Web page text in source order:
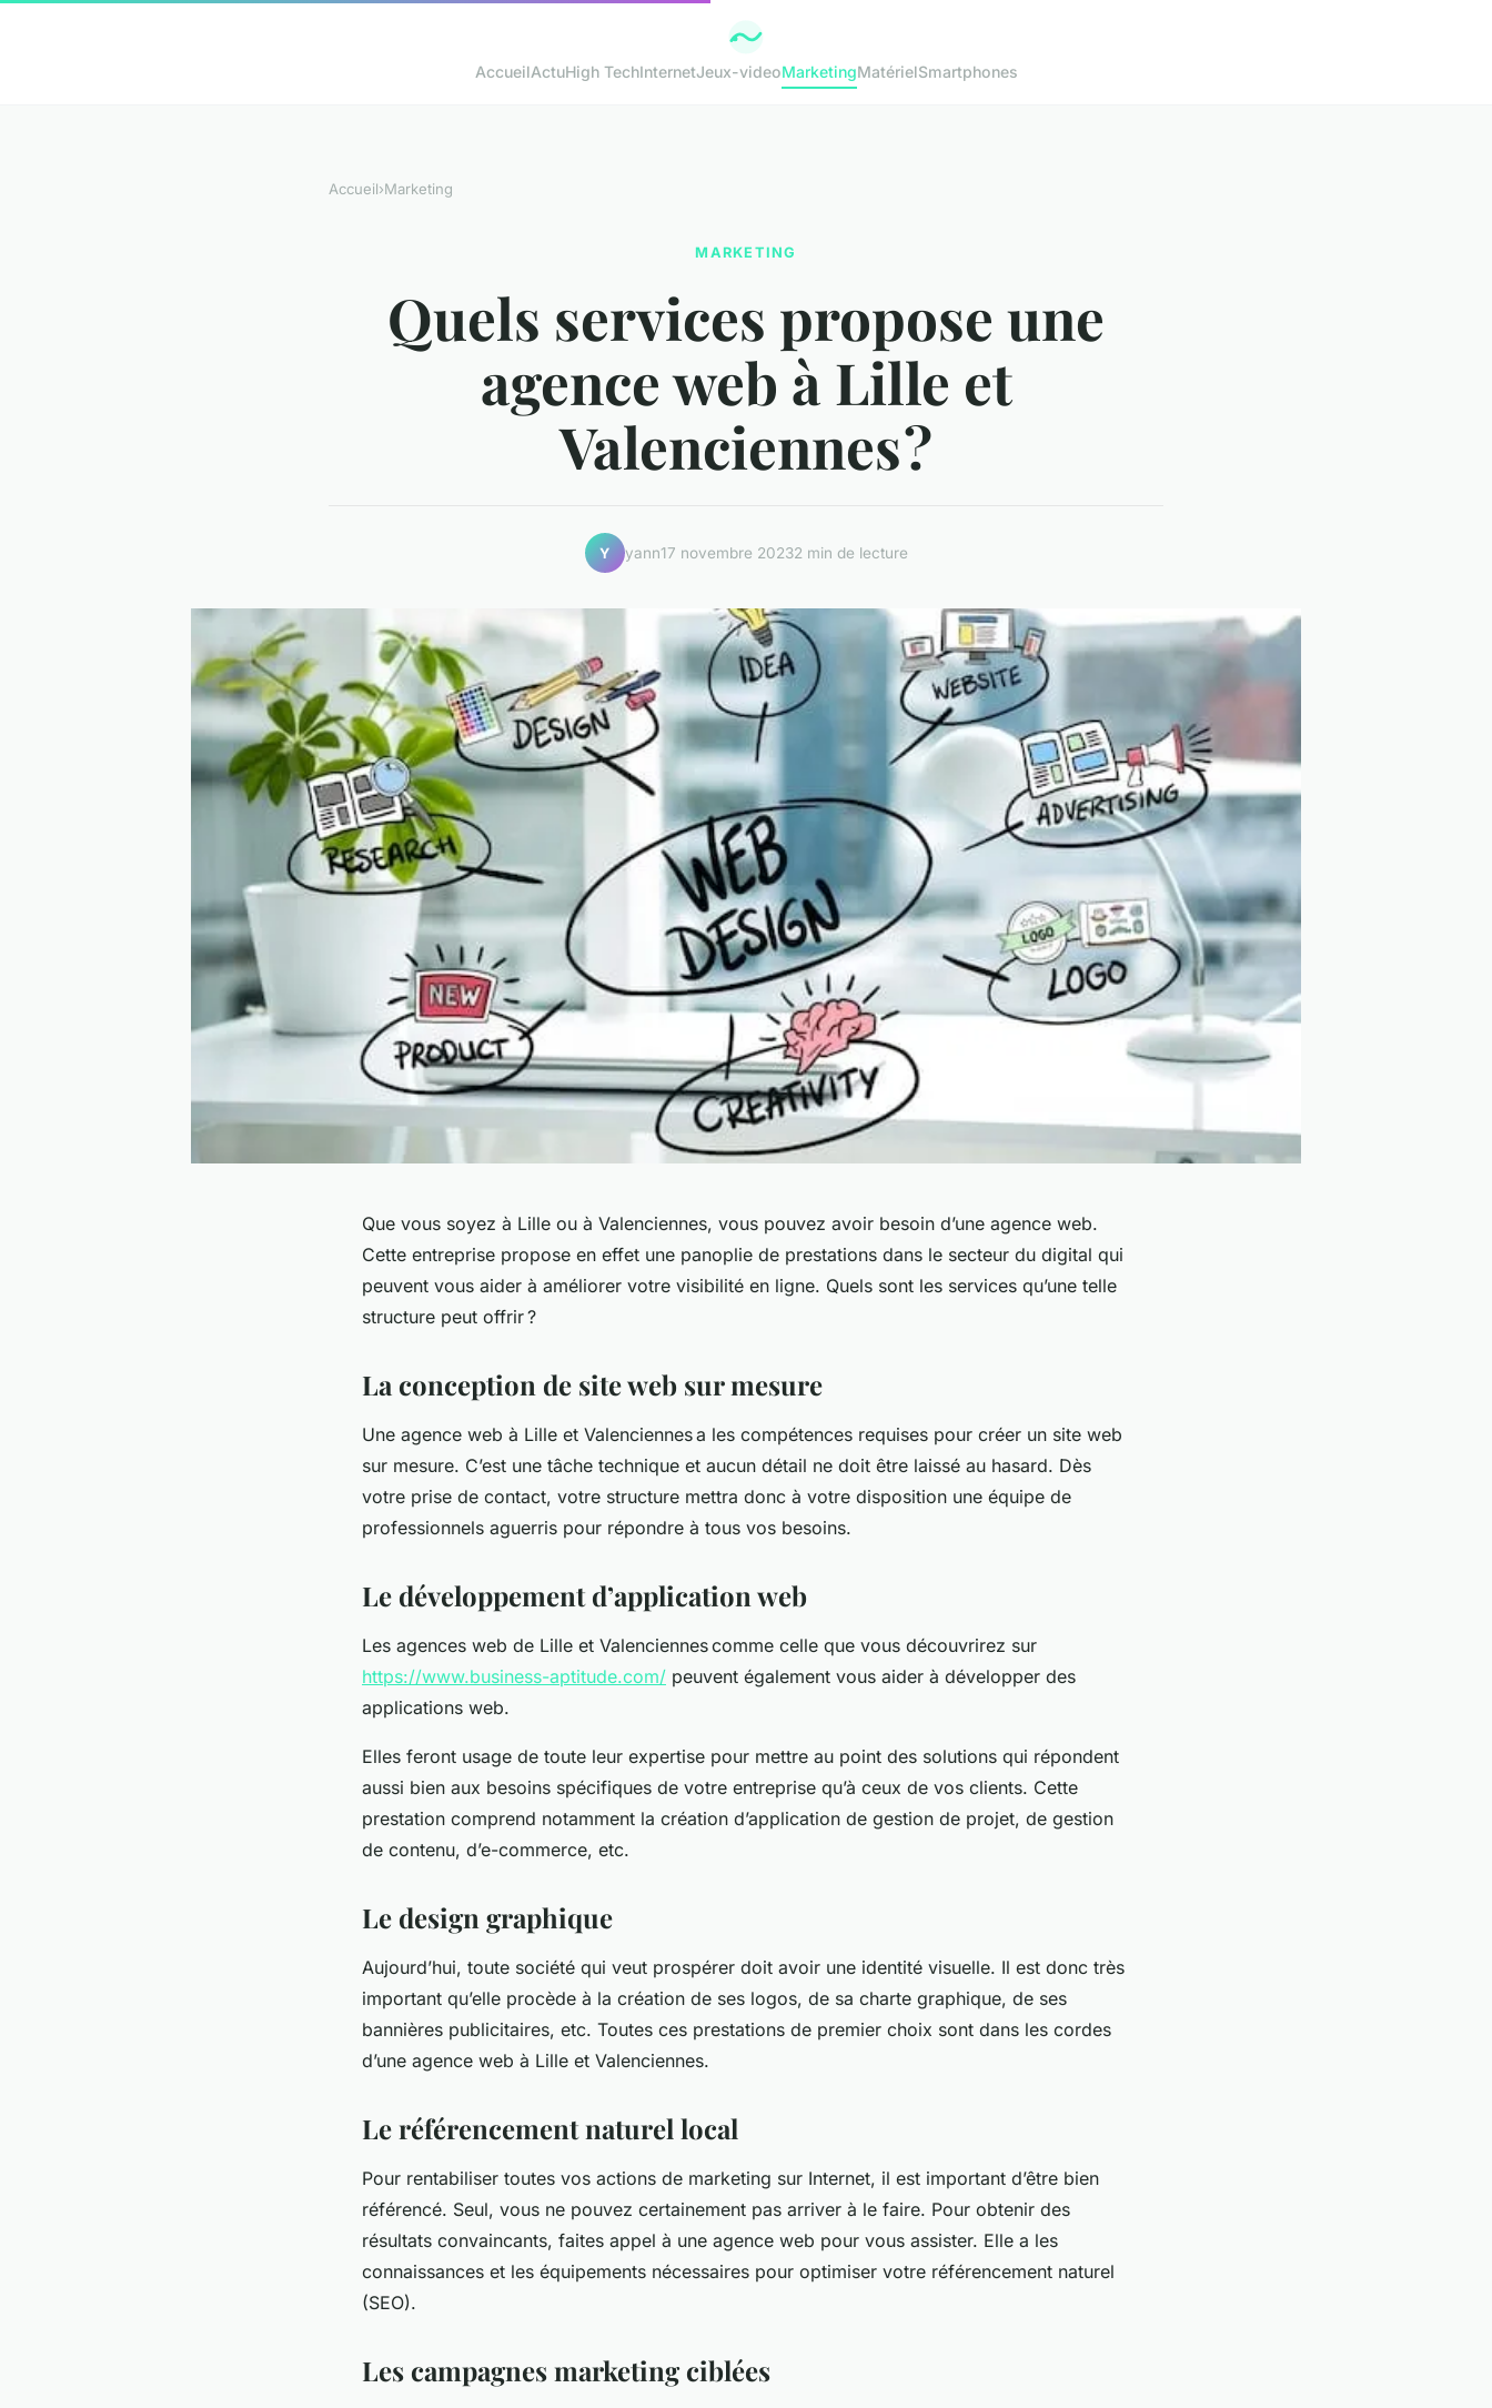
AccueilActuHigh TechInternetJeux-videoMarketingMatérielSmartphones
Accueil›Marketing
MARKETING
Quels services propose une
agence web à Lille et
Valenciennes ?
Y yann17 novembre 20232 min de lecture
Que vous soyez à Lille ou à Valenciennes, vous pouvez avoir besoin d’une agence web.
Cette entreprise propose en effet une panoplie de prestations dans le secteur du digital qui
peuvent vous aider à améliorer votre visibilité en ligne. Quels sont les services qu’une telle
structure peut offrir ?
La conception de site web sur mesure
Une agence web à Lille et Valenciennes a les compétences requises pour créer un site web
sur mesure. C’est une tâche technique et aucun détail ne doit être laissé au hasard. Dès
votre prise de contact, votre structure mettra donc à votre disposition une équipe de
professionnels aguerris pour répondre à tous vos besoins.
Le développement d’application web
Les agences web de Lille et Valenciennes comme celle que vous découvrirez sur
https://www.business-aptitude.com/ peuvent également vous aider à développer des
applications web.
Elles feront usage de toute leur expertise pour mettre au point des solutions qui répondent
aussi bien aux besoins spécifiques de votre entreprise qu’à ceux de vos clients. Cette
prestation comprend notamment la création d’application de gestion de projet, de gestion
de contenu, d’e-commerce, etc.
Le design graphique
Aujourd’hui, toute société qui veut prospérer doit avoir une identité visuelle. Il est donc très
important qu’elle procède à la création de ses logos, de sa charte graphique, de ses
bannières publicitaires, etc. Toutes ces prestations de premier choix sont dans les cordes
d’une agence web à Lille et Valenciennes.
Le référencement naturel local
Pour rentabiliser toutes vos actions de marketing sur Internet, il est important d’être bien
référencé. Seul, vous ne pouvez certainement pas arriver à le faire. Pour obtenir des
résultats convaincants, faites appel à une agence web pour vous assister. Elle a les
connaissances et les équipements nécessaires pour optimiser votre référencement naturel
(SEO).
Les campagnes marketing ciblées